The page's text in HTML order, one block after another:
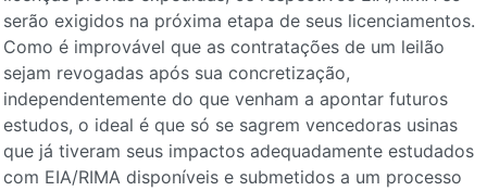
serão exigidos na próxima etapa de seus licenciamentos.
Como é improvável que as contratações de um leilão
sejam revogadas após sua concretização,
independentemente do que venham a apontar futuros
estudos, o ideal é que só se sagrem vencedoras usinas
que já tiveram seus impactos adequadamente estudados
com EIA/RIMA disponíveis e submetidos a um processo